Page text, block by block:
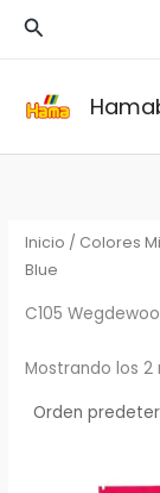
Buscar
Inicio / Colores
Blue
C105
Mostrando los 2